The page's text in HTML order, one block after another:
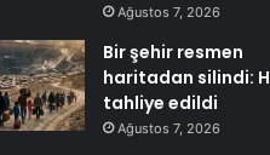
Ağustos 7, 2026
Bir şehir resmen
haritadan silindi:
tahliye edildi
Ağustos 7, 2026